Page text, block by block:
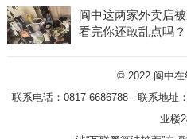
阆中这两家外卖店
看完你还敢乱点吗？
© 2022 阆中在
联系电话：0817-6686788 - 联系地址
业楼